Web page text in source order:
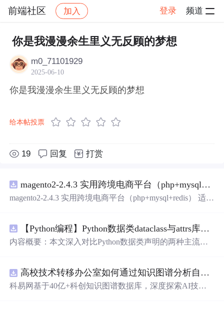
前端社区 加入 登录 频道
社区 前端社区 感慨 帖子详情
你是我漫漫余生里义无反顾的梦想
m0_71101929
2025-06-10
你是我漫漫余生里义无反顾的梦想
给本帖投票
19 回复 打赏
magento2-2.4.3 实用跨境电商平台（php+mysql+redis）
magento2-2.4.3 实用跨境电商平台（php+mysql+redis） 适用
【Python编程】Python数据类dataclass与attrs库对比
内容概要：本文深入对比Python数据类声明的两种主流方
码（boilerplate）消除出发，详解@dataclass装饰器的frozen/
unsafe_hash/order/slot参数语义、field()函数的默认值工厂与
高校技术转移办公室如何通过知识图谱分析自身成果转化瓶颈？.docx
科易网基于40亿+科创知识图谱数据库，深度探索AI技术